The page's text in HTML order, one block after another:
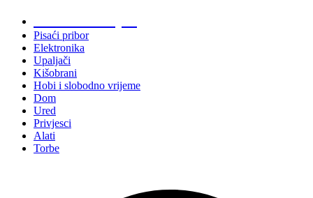
Pisaći pribor
Elektronika
Upaljači
Kišobrani
Hobi i slobodno vrijeme
Dom
Ured
Privjesci
Alati
Torbe